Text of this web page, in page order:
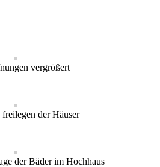
vergrößert
der Häuser
der Bäder im Hochhaus